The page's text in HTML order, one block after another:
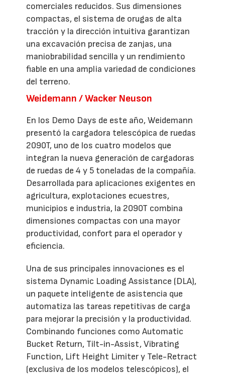
comerciales reducidos. Sus dimensiones
compactas, el sistema de orugas de alta
tracción y la dirección intuitiva garantizan
una excavación precisa de zanjas, una
maniobrabilidad sencilla y un rendimiento
fiable en una amplia variedad de condiciones
del terreno.
Weidemann / Wacker Neuson
En los Demo Days de este año, Weidemann
presentó la cargadora telescópica de ruedas
2090T, uno de los cuatro modelos que
integran la nueva generación de cargadoras
de ruedas de 4 y 5 toneladas de la compañía.
Desarrollada para aplicaciones exigentes en
agricultura, explotaciones ecuestres,
municipios e industria, la 2090T combina
dimensiones compactas con una mayor
productividad, confort para el operador y
eficiencia.
Una de sus principales innovaciones es el
sistema Dynamic Loading Assistance (DLA),
un paquete inteligente de asistencia que
automatiza las tareas repetitivas de carga
para mejorar la precisión y la productividad.
Combinando funciones como Automatic
Bucket Return, Tilt-in-Assist, Vibrating
Function, Lift Height Limiter y Tele-Retract
(exclusiva de los modelos telescópicos), el